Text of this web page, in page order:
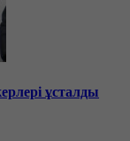
ұсталды